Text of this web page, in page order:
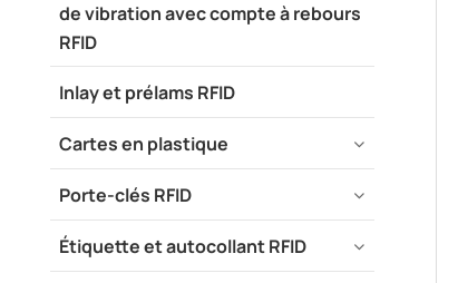
de vibration avec compte à rebours
RFID
Inlay et prélams RFID
Cartes en plastique
Porte-clés RFID
Étiquette et autocollant RFID